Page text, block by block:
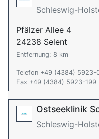
Schleswig-
Pfälzer Allee 4
24238 Selent
Entfernung: 8 km
Telefon +49 (4384) 5923-
Fax +49 (4384) 5923-199
Ostseeklinik
Schleswig-